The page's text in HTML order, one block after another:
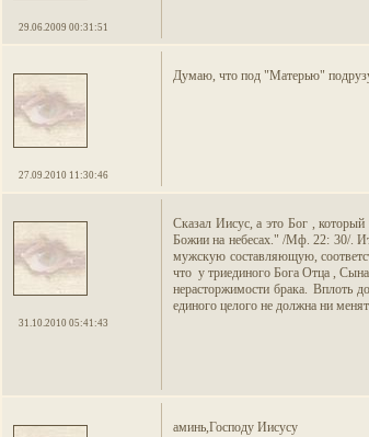
29.06.2009 00:31:51
27.09.2010 11:30:46
Думаю, что под "Матерью"
31.10.2010 05:41:43
Сказал Иисус, а это Бог ,
Божии на небесах." /Мф. 22: 30/.
мужскую составляющую,
что у триединого Бога Отца ,
нерасторжимости брака. Вплоть
единого целого не должна ни
аминь,Господу Иисусу